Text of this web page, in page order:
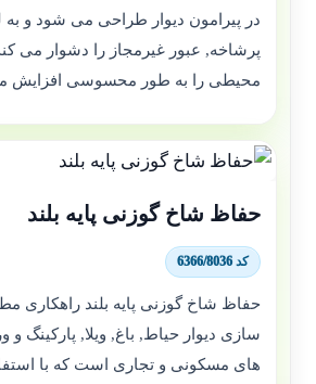
در پیرامون دیوار طراحی می شود و
پرشاخه, عبور غیرمجاز را دشوار می
محیطی را به طور محسوسی افزایش
حفاظ شاخ گوزنی پایه بلند
کد 6366/8036
حفاظ شاخ گوزنی پایه بلند راهکاری
سازی دیوار حیاط, باغ, ویلا, پارکینگ
های مسکونی و تجاری است که با